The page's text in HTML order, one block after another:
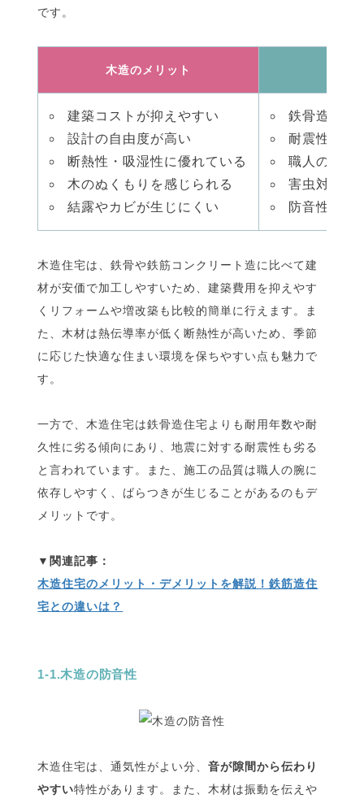
です。
木造のメリット
建築コストが抑えやすい
設計の自由度が高い
断熱性・吸湿性に優れている
木のぬくもりを感じられる
結露やカビが生じにくい
鉄骨造住宅
耐震性がや
職人の腕に
害虫対策が
防音性が低
木造住宅は、鉄骨や鉄筋コンクリート造に比べて建
材が安価で加工しやすいため、建築費用を抑えやす
くリフォームや増改築も比較的簡単に行えます。ま
た、木材は熱伝導率が低く断熱性が高いため、季節
に応じた快適な住まい環境を保ちやすい点も魅力で
す。
一方で、木造住宅は鉄骨造住宅よりも耐用年数や耐
久性に劣る傾向にあり、地震に対する耐震性も劣る
と言われています。また、施工の品質は職人の腕に
依存しやすく、ばらつきが生じることがあるのもデ
メリットです。
木造住宅のメリット・デメリットを解説！鉄筋造住
宅との違いは？
1-1.木造の防音性
木造住宅は、通気性がよい分、音が隙間から伝わり
やすい特性があります。また、木材は振動を伝えや